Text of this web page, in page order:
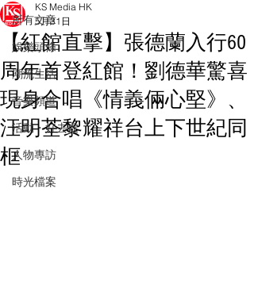
所有文章
娛樂頭條
潮流生活
音樂頻道
活動・好去處
人物專訪
時光檔案
【紅館直擊】張德蘭入行60
周年首登紅館！劉德華驚喜
現身合唱《情義倆心堅》、
汪明荃黎耀祥台上下世紀同
框
KS Media HK
5月31日